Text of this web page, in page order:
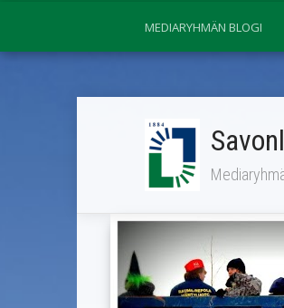
MEDIARYHMÄN BLOGI